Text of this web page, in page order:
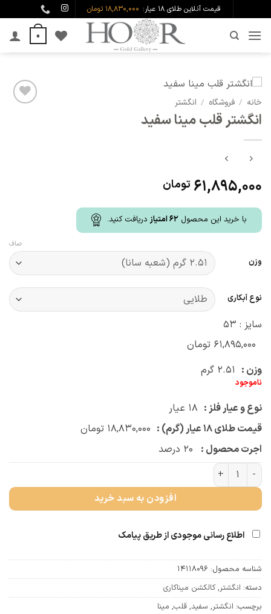
to
content
قیمت آنلاین طلای ۱۸ عیار: 18,830,000 تومان
0
خانه / فروشگاه / انگشتر
انگشتر قلب مینا سفید
61,895,000 تومان
با خرید این محصول 62امتیاز دریافت کنید.
وزن
نوع آبکاری
صاف
سایز : 53
۶۱,۸۹۵,۰۰۰ تومان
وزن : ۲.۵۱ گرم
ناموجود
نوع و عیار فلز : ۱۸ عیار
قیمت طلای ۱۸ عیار (گرم) :
۱۸,۸۳۰,۰۰۰ تومان
اجرت محصول :
۲۰ درصد
انگشتر قلب مینا سفید عدد
افزودن به سبد خرید
اطلاع رسانی موجودی از طریق پیامک
شناسه محصول: 14118096
دسته: انگشتر,کالکشن میناکاری
برچسب: انگشتر, سفید, قلب, مینا